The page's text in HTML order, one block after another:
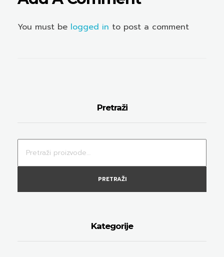
You must be logged in to post a comment
Pretraži
PRETRAŽI
Kategorije